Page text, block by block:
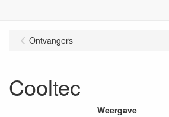
Ontvangers
Cooltec
Weergave